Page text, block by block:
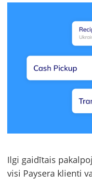
Ilgi gaidītais
visi Paysera klienti